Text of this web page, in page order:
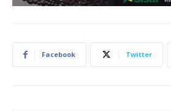
Facebook Twitter